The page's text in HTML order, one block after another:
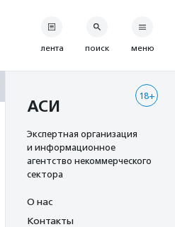
лента поиск меню
18+
АСИ
Экспертная организация
и информационное
агентство некоммерческого
сектора
О нас
Контакты